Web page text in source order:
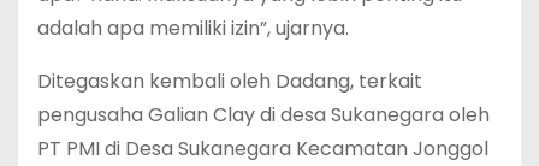
adalah apa memiliki izin”, ujarnya.
Ditegaskan kembali oleh Dadang, terkait
pengusaha Galian Clay di desa Sukanegara oleh
PT PMI di Desa Sukanegara Kecamatan Jonggol